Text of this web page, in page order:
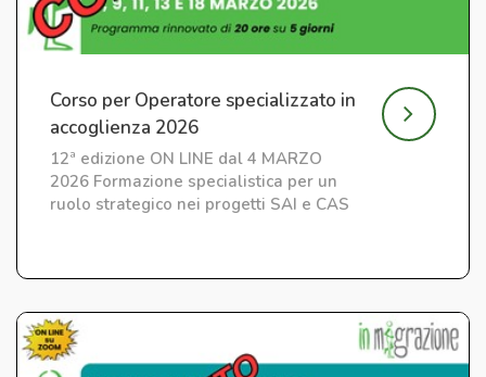
Corso per Operatore specializzato in
accoglienza 2026
12ª edizione ON LINE dal 4 MARZO
2026 Formazione specialistica per un
ruolo strategico nei progetti SAI e CAS